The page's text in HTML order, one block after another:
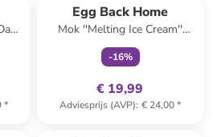
*
Egg Back Home
Mok ''Melting Ice Cream''
beige - 360 ml
-16%
€ 19,99
Adviesprijs (AVP): € 24,00*